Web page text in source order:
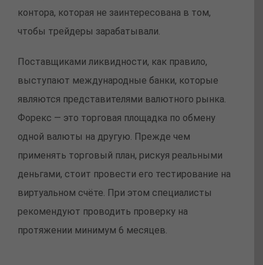
контора, которая не заинтересована в том,
чтобы трейдеры зарабатывали.
Поставщиками ликвидности, как правило,
выступают международные банки, которые
являются представителями валютного рынка.
Форекс — это торговая площадка по обмену
одной валюты на другую. Прежде чем
применять торговый план, рискуя реальными
деньгами, стоит провести его тестирование на
виртуальном счёте. При этом специалисты
рекомендуют проводить проверку на
протяжении минимум 6 месяцев.